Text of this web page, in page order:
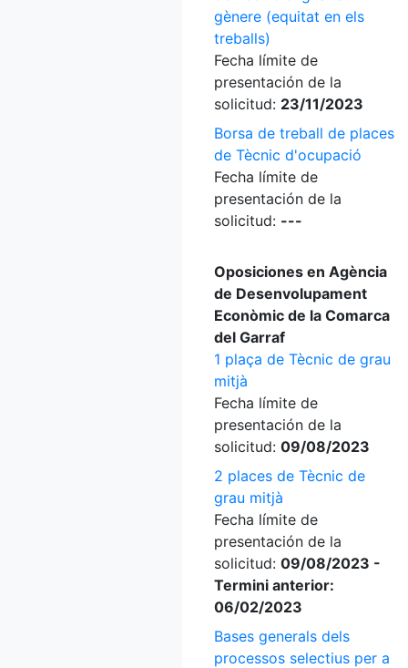
gènere (equitat en els
treballs)
Fecha límite de
presentación de la
solicitud: 23/11/2023
Borsa de treball de places
de Tècnic d'ocupació
Fecha límite de
presentación de la
solicitud: ---
Oposiciones en Agència
de Desenvolupament
Econòmic de la Comarca
del Garraf
1 plaça de Tècnic de grau
mitjà
Fecha límite de
presentación de la
solicitud: 09/08/2023
2 places de Tècnic de
grau mitjà
Fecha límite de
presentación de la
solicitud: 09/08/2023 -
Termini anterior:
06/02/2023
Bases generals dels
processos selectius per a